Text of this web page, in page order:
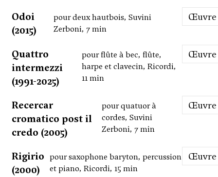
Odoi
(2015)
pour deux hautbois, Suvini
Zerboni, 7 min
Œuvre
Quattro
intermezzi
(1991-2025)
pour flûte à bec, flûte,
harpe et clavecin, Ricordi,
11 min
Œuvre
Recercar
cromatico post il
credo (2005)
pour quatuor à
cordes, Suvini
Zerboni, 7 min
Œuvre
Rigirio
(2000)
pour saxophone baryton, percussion
et piano, Ricordi, 15 min
Œuvre